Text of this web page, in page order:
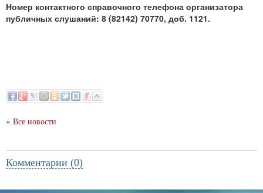
Номер контактного справочного телефона организатора
публичных слушаний: 8 (82142) 70770, доб. 1121.
« Все новости
Комментарии (0)